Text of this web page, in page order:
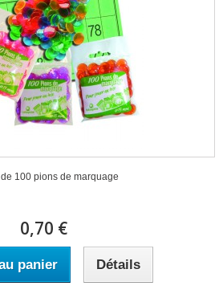
100 pions de marquage
0,70 €
panier Détails